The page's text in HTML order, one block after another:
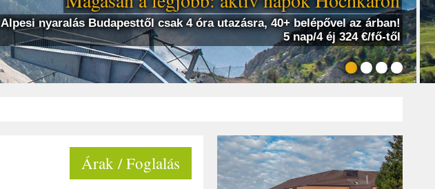
Alpesi nyaralás Budapesttől csak 4 óra utazásra, 40+ belépővel az árban!
5 nap/4 éj 324 €/fő-től
Árak / Foglalás